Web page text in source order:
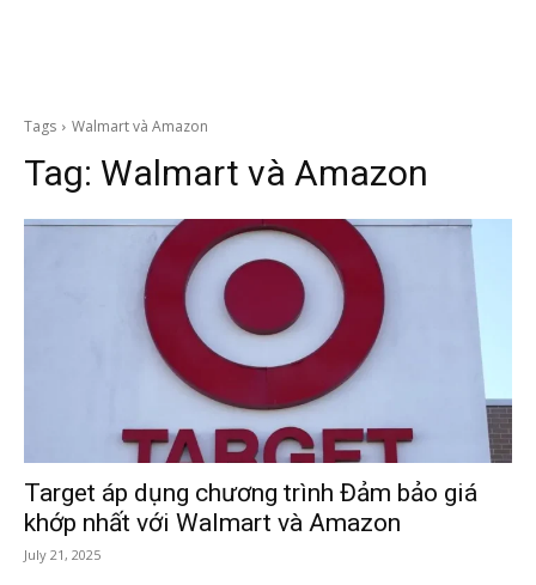
Tags Walmart và Amazon
Tag: Walmart và Amazon
Target áp dụng chương trình Đảm bảo giá
khớp nhất với Walmart và Amazon
July 21, 2025